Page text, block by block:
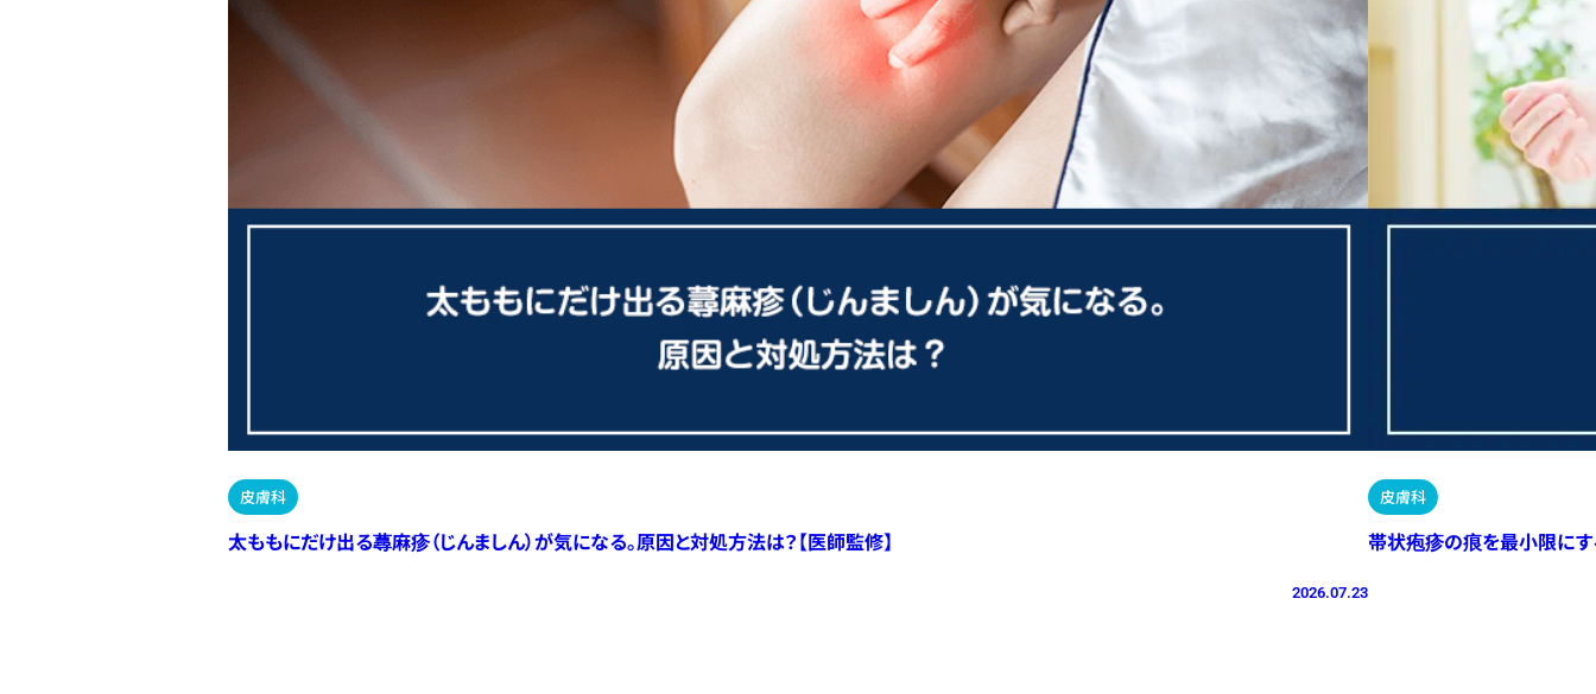
皮膚科
太ももにだけ出る蕁麻疹（じんましん）が気になる。原因と対処方法は？【医師監修】
2026.07.23
皮膚科
帯状疱疹の痕を最小限にす